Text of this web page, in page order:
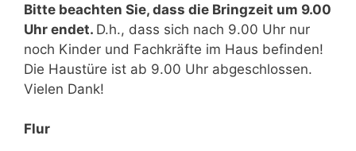
Bitte beachten Sie, dass die Bringzeit um 9.00
Uhr endet. D.h., dass sich nach 9.00 Uhr nur
noch Kinder und Fachkräfte im Haus befinden!
Die Haustüre ist ab 9.00 Uhr abgeschlossen.
Vielen Dank!
Flur